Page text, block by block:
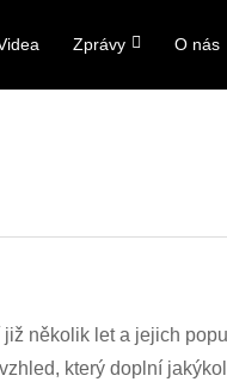
Zprávy O nás
několik let a jejich
který doplní